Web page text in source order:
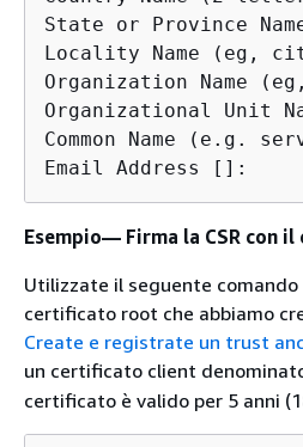
State or Province
Locality Name (eg,
Organization Name
Organizational Unit
Common Name (e.g.
Email Address []:
Esempio— Firma la CSR con
Utilizzate il seguente comando
certificato root che abbiamo
Create e registrate un trust
un certificato client
certificato è valido per 5 anni